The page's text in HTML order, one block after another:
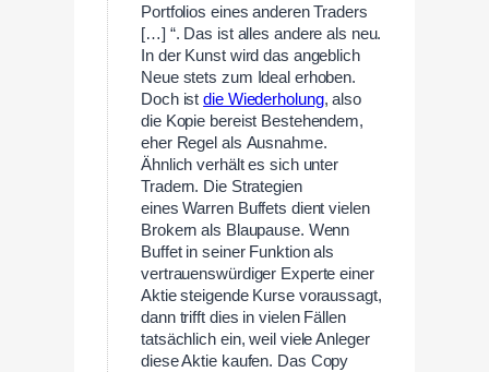
Portfolios eines anderen Traders
[…] “. Das ist alles andere als neu.
In der Kunst wird das angeblich
Neue stets zum Ideal erhoben.
Doch istdie Wiederholung, also
die Kopie bereist Bestehendem,
eher Regel als Ausnahme.
Ähnlich verhält es sich unter
Tradern. Die Strategien
eines Warren Buffets dient vielen
Brokern als Blaupause. Wenn
Buffet in seiner Funktion als
vertrauenswürdiger Experte einer
Aktie steigende Kurse voraussagt,
dann trifft dies in vielen Fällen
tatsächlich ein, weil viele Anleger
diese Aktie kaufen. Das Copy